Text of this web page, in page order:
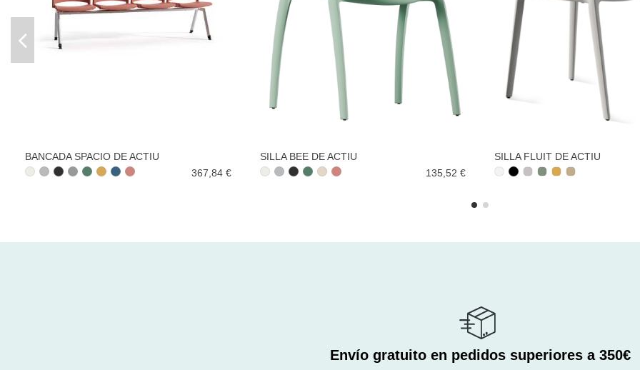
BANCADA SPACIO DE ACTIU
367,84 €
SILLA BEE DE ACTIU
135,52 €
SILLA FLUIT DE ACTIU
Envío gratuito en pedidos superiores a 350€